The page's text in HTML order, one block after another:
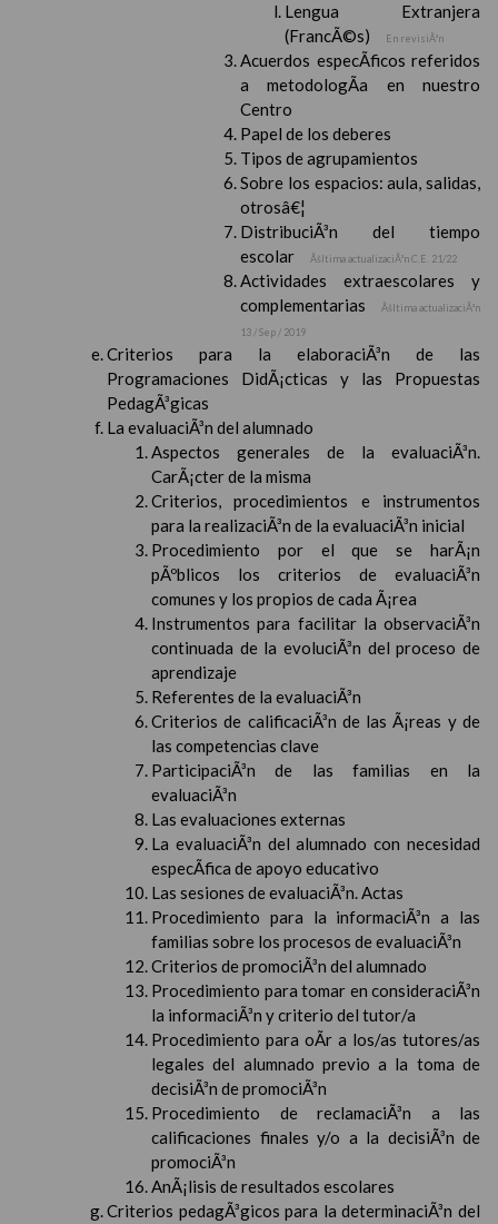
Lengua Extranjera
(FrancÃ©s)
En revisiÃ³n
Acuerdos especÃ­ficos referidos
a metodologÃ­a en nuestro
Centro
Papel de los deberes
Tipos de agrupamientos
Sobre los espacios: aula, salidas,
otrosâ€¦
DistribuciÃ³n del tiempo
escolar
Ãšltima actualizaciÃ³n C.E. 21/22
Actividades extraescolares y
complementarias
Ãšltima actualizaciÃ³n
13 / Sep / 2019
Criterios para la elaboraciÃ³n de las
Programaciones DidÃ¡cticas y las Propuestas
PedagÃ³gicas
La evaluaciÃ³n del alumnado
Aspectos generales de la evaluaciÃ³n.
CarÃ¡cter de la misma
Criterios, procedimientos e instrumentos
para la realizaciÃ³n de la evaluaciÃ³n inicial
Procedimiento por el que se harÃ¡n
pÃºblicos los criterios de evaluaciÃ³n
comunes y los propios de cada Ã¡rea
Instrumentos para facilitar la observaciÃ³n
continuada de la evoluciÃ³n del proceso de
aprendizaje
Referentes de la evaluaciÃ³n
Criterios de calificaciÃ³n de las Ã¡reas y de
las competencias clave
ParticipaciÃ³n de las familias en la
evaluaciÃ³n
Las evaluaciones externas
La evaluaciÃ³n del alumnado con necesidad
especÃ­fica de apoyo educativo
Las sesiones de evaluaciÃ³n. Actas
Procedimiento para la informaciÃ³n a las
familias sobre los procesos de evaluaciÃ³n
Criterios de promociÃ³n del alumnado
Procedimiento para tomar en consideraciÃ³n
la informaciÃ³n y criterio del tutor/a
Procedimiento para oÃ­r a los/as tutores/as
legales del alumnado previo a la toma de
decisiÃ³n de promociÃ³n
Procedimiento de reclamaciÃ³n a las
calificaciones finales y/o a la decisiÃ³n de
promociÃ³n
AnÃ¡lisis de resultados escolares
Criterios pedagÃ³gicos para la determinaciÃ³n del